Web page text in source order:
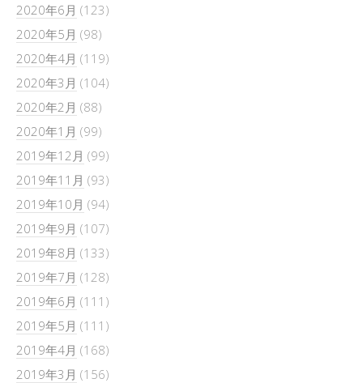
2020年6月 (123)
2020年5月 (98)
2020年4月 (119)
2020年3月 (104)
2020年2月 (88)
2020年1月 (99)
2019年12月 (99)
2019年11月 (93)
2019年10月 (94)
2019年9月 (107)
2019年8月 (133)
2019年7月 (128)
2019年6月 (111)
2019年5月 (111)
2019年4月 (168)
2019年3月 (156)